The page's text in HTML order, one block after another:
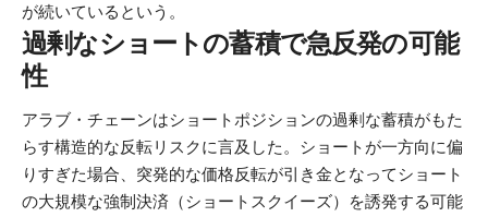
が続いているという。
過剰なショートの蓄積で急反発の可能
性
アラブ・チェーンはショートポジションの過剰な蓄積がもた
らす構造的な反転リスクに言及した。ショートが一方向に偏
りすぎた場合、突発的な価格反転が引き金となってショート
の大規模な強制決済（ショートスクイーズ）を誘発する可能